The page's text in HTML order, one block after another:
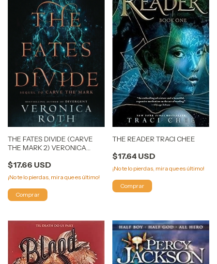
THE FATES DIVIDE (CARVE
THE MARK 2) VERONICA
$17.66 USD
¡No te lo pierdas, mira que es último!
THE READER TRACI CHEE
$17.64 USD
¡No te lo pierdas, mira que es último!